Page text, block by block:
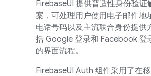
FirebaseUI 提供普适性身份验证
案，可处理用户使用电子邮件地
电话号码以及主流联合身份提供
括 Google 登录和 Facebook 登
的界面流程。
FirebaseUI Auth 组件采用了在